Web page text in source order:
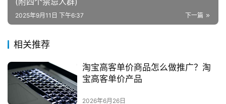
流
推
域
下一篇
2025年9月11日 下午6:37
相关推荐
淘宝高客单价商品怎么做推广？淘
宝高客单价产品
2026年6月26日